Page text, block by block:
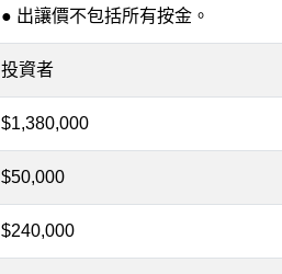
● 出讓價不包括所有按金。
投資者
$1,380,000
$50,000
$240,000